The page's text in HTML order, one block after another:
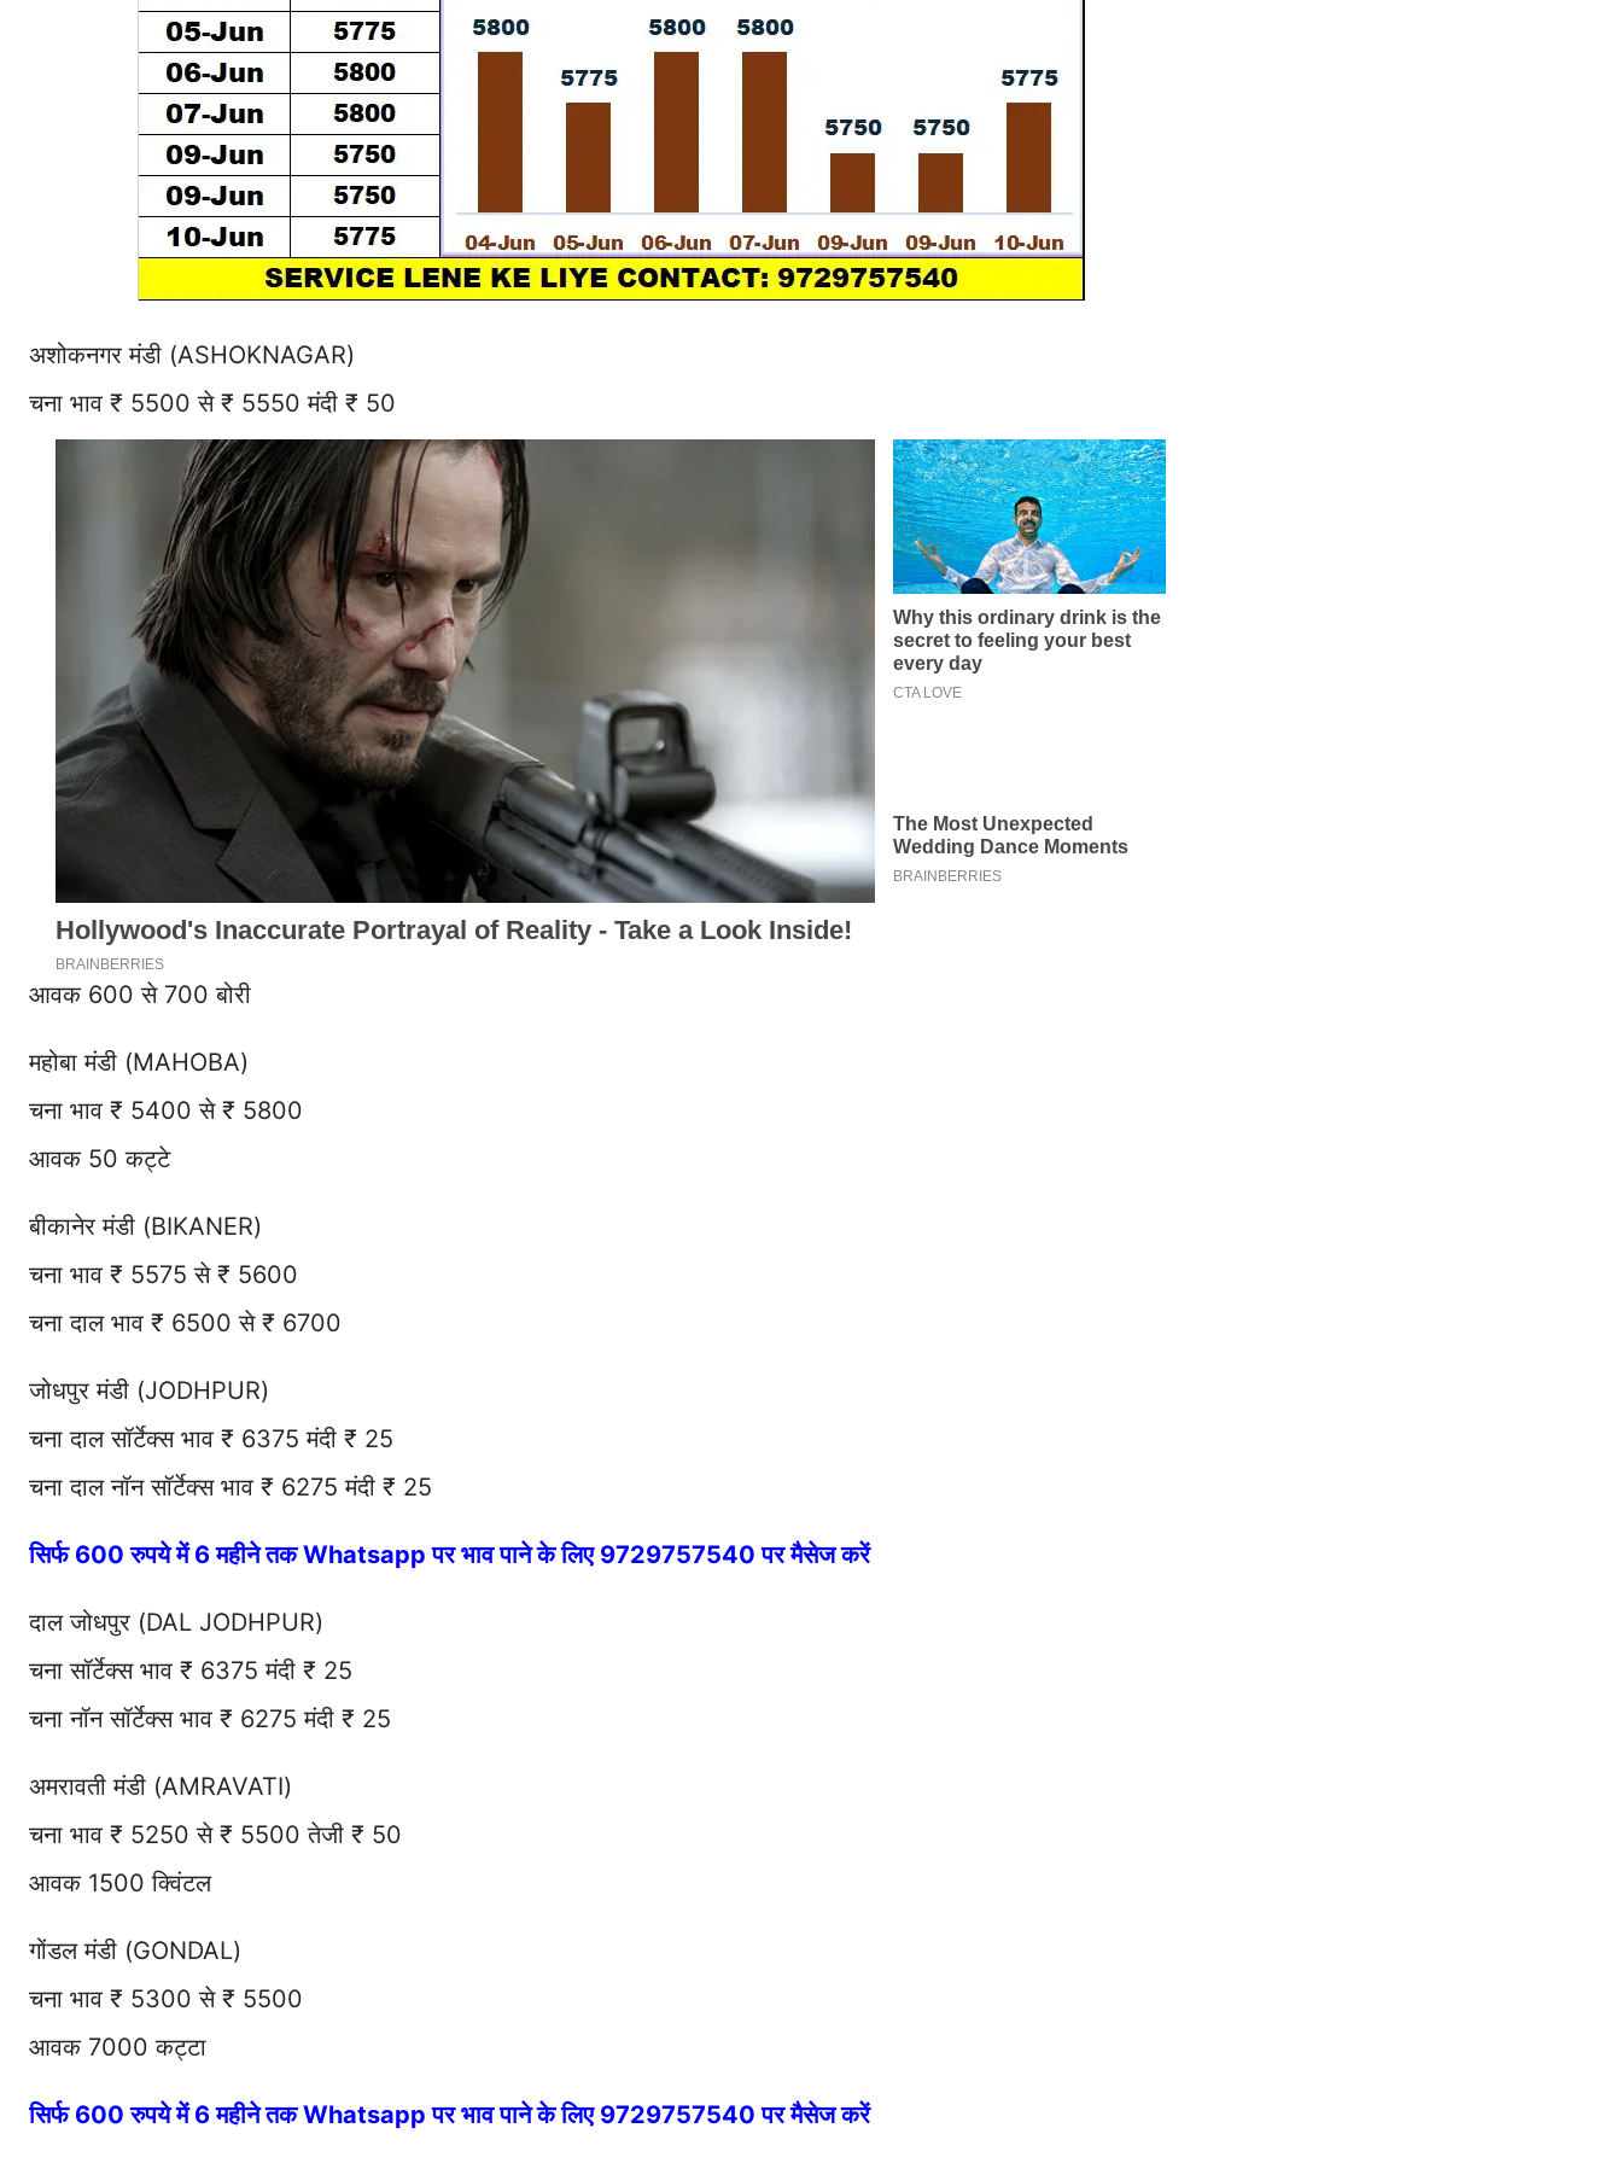
अशोकनगर मंडी (ASHOKNAGAR)
चना भाव ₹ 5500 से ₹ 5550 मंदी ₹ 50
आवक 600 से 700 बोरी
महोबा मंडी (MAHOBA)
चना भाव ₹ 5400 से ₹ 5800
आवक 50 कट्टे
बीकानेर मंडी (BIKANER)
चना भाव ₹ 5575 से ₹ 5600
चना दाल भाव ₹ 6500 से ₹ 6700
जोधपुर मंडी (JODHPUR)
चना दाल सॉर्टेक्स भाव ₹ 6375 मंदी ₹ 25
चना दाल नॉन सॉर्टेक्स भाव ₹ 6275 मंदी ₹ 25
सिर्फ 600 रुपये में 6 महीने तक Whatsapp पर भाव पाने के लिए 9729757540 पर मैसेज करें
दाल जोधपुर (DAL JODHPUR)
चना सॉर्टेक्स भाव ₹ 6375 मंदी ₹ 25
चना नॉन सॉर्टेक्स भाव ₹ 6275 मंदी ₹ 25
अमरावती मंडी (AMRAVATI)
चना भाव ₹ 5250 से ₹ 5500 तेजी ₹ 50
आवक 1500 क्विंटल
गोंडल मंडी (GONDAL)
चना भाव ₹ 5300 से ₹ 5500
आवक 7000 कट्टा
सिर्फ 600 रुपये में 6 महीने तक Whatsapp पर भाव पाने के लिए 9729757540 पर मैसेज करें